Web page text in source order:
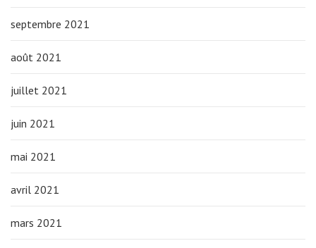
septembre 2021
août 2021
juillet 2021
juin 2021
mai 2021
avril 2021
mars 2021